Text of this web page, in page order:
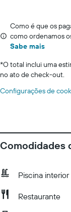
Como é que os
como ordenamos
Sabe mais
*O total inclui uma
no ato de check-out.
Configurações de
Comodidades
Piscina interior
Restaurante